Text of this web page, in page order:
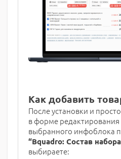
Как добавить
После установки и
в форме
выбранного инфоблока
“Bquadro: Состав
выбираете: